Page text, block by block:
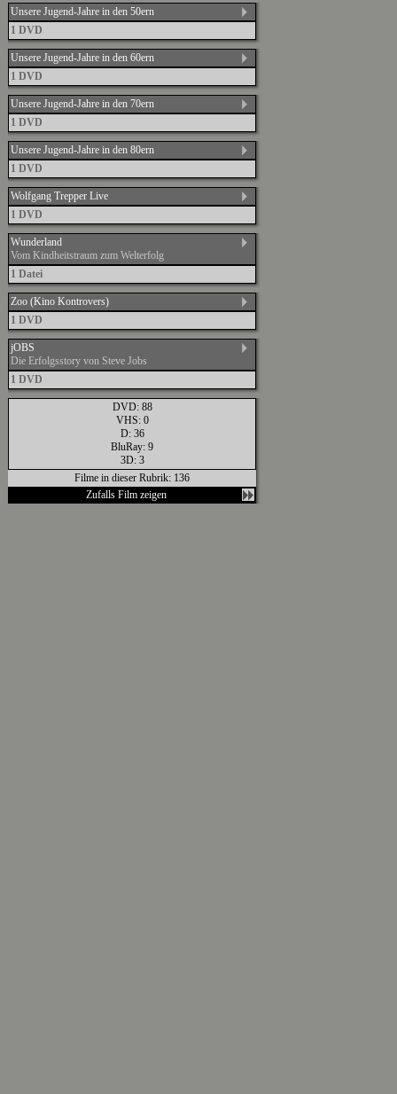
Unsere Jugend-Jahre in den 50ern
1 DVD
Unsere Jugend-Jahre in den 60ern
1 DVD
Unsere Jugend-Jahre in den 70ern
1 DVD
Unsere Jugend-Jahre in den 80ern
1 DVD
Wolfgang Trepper Live
1 DVD
Wunderland
Vom Kindheitstraum zum Welterfolg
1 Datei
Zoo (Kino Kontrovers)
1 DVD
jOBS
Die Erfolgsstory von Steve Jobs
1 DVD
DVD: 88
VHS: 0
D: 36
BluRay: 9
3D: 3
Filme in dieser Rubrik: 136
Zufalls Film zeigen